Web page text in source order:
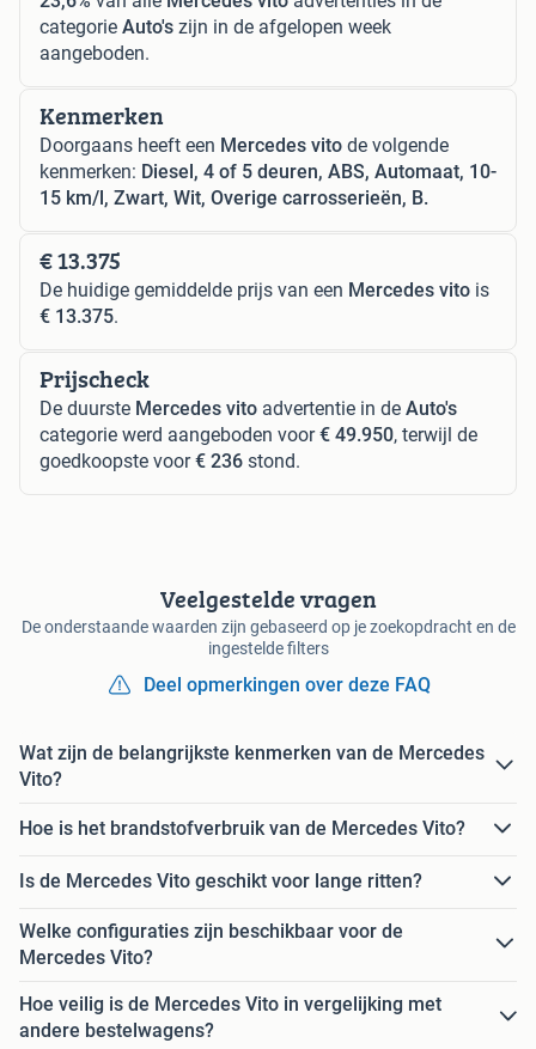
categorie Auto's zijn in de afgelopen week
aangeboden.
Kenmerken
Doorgaans heeft een Mercedes vito de volgende
kenmerken: Diesel, 4 of 5 deuren, ABS, Automaat, 10-
15 km/l, Zwart, Wit, Overige carrosserieën, B.
€ 13.375
De huidige gemiddelde prijs van een Mercedes vito is
€ 13.375.
Prijscheck
De duurste Mercedes vito advertentie in de Auto's
categorie werd aangeboden voor€ 49.950, terwijl de
goedkoopste voor€ 236 stond.
Veelgestelde vragen
De onderstaande waarden zijn gebaseerd op je zoekopdracht en de
ingestelde filters
Deel opmerkingen over deze FAQ
Wat zijn de belangrijkste kenmerken van de Mercedes
Vito?
Hoe is het brandstofverbruik van de Mercedes Vito?
Is de Mercedes Vito geschikt voor lange ritten?
Welke configuraties zijn beschikbaar voor de
Mercedes Vito?
Hoe veilig is de Mercedes Vito in vergelijking met
andere bestelwagens?